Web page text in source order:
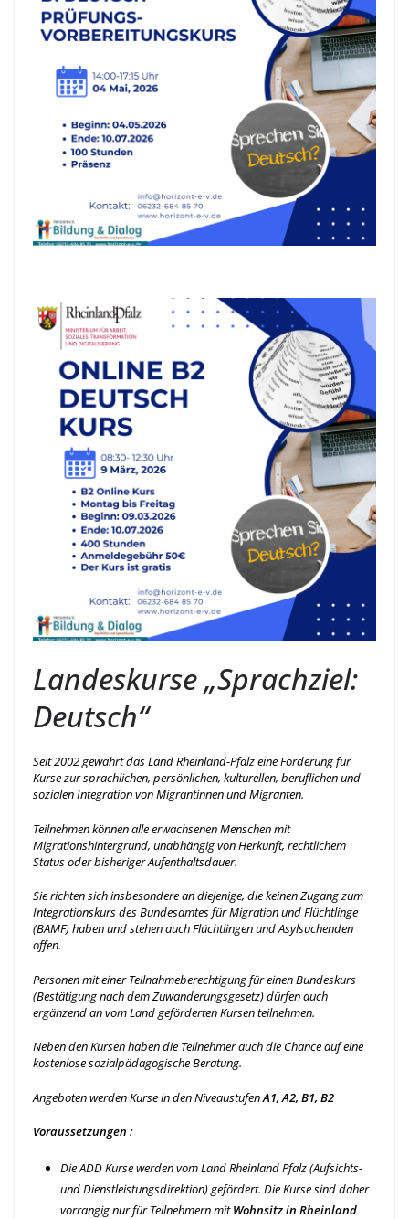
Landeskurse „Sprachziel:
Deutsch“
Seit 2002 gewährt das Land Rheinland-Pfalz eine Förderung für
Kurse zur sprachlichen, persönlichen, kulturellen, beruflichen und
sozialen Integration von Migrantinnen und Migranten.
Teilnehmen können alle erwachsenen Menschen mit
Migrationshintergrund, unabhängig von Herkunft, rechtlichem
Status oder bisheriger Aufenthaltsdauer.
Sie richten sich insbesondere an diejenige, die keinen Zugang zum
Integrationskurs des Bundesamtes für Migration und Flüchtlinge
(BAMF) haben und stehen auch Flüchtlingen und Asylsuchenden
offen.
Personen mit einer Teilnahmeberechtigung für einen Bundeskurs
(Bestätigung nach dem Zuwanderungsgesetz) dürfen auch
ergänzend an vom Land geförderten Kursen teilnehmen.
Neben den Kursen haben die Teilnehmer auch die Chance auf eine
kostenlose sozialpädagogische Beratung.
Angeboten werden Kurse in den NiveaustufenA1, A2, B1, B2
Voraussetzungen :
Die ADD Kurse werden vom Land Rheinland Pfalz (Aufsichts-
und Dienstleistungsdirektion) gefördert. Die Kurse sind daher
vorrangig nur für Teilnehmern mitWohnsitz in Rheinland